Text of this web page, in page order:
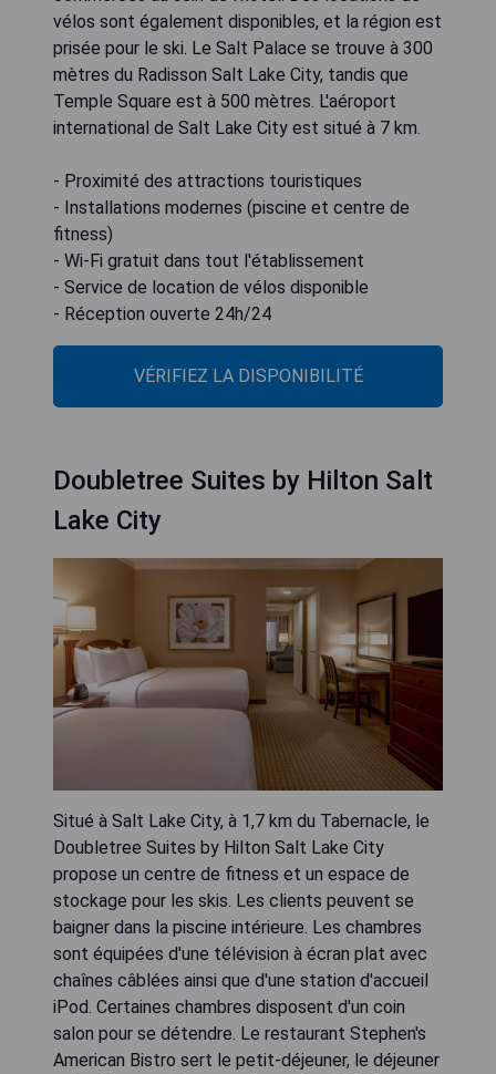
vélos sont également disponibles, et la région est
prisée pour le ski. Le Salt Palace se trouve à 300
mètres du Radisson Salt Lake City, tandis que
Temple Square est à 500 mètres. L'aéroport
international de Salt Lake City est situé à 7 km.
- Proximité des attractions touristiques
- Installations modernes (piscine et centre de
fitness)
- Wi-Fi gratuit dans tout l'établissement
- Service de location de vélos disponible
- Réception ouverte 24h/24
VÉRIFIEZ LA DISPONIBILITÉ
Doubletree Suites by Hilton Salt
Lake City
Situé à Salt Lake City, à 1,7 km du Tabernacle, le
Doubletree Suites by Hilton Salt Lake City
propose un centre de fitness et un espace de
stockage pour les skis. Les clients peuvent se
baigner dans la piscine intérieure. Les chambres
sont équipées d'une télévision à écran plat avec
chaînes câblées ainsi que d'une station d'accueil
iPod. Certaines chambres disposent d'un coin
salon pour se détendre. Le restaurant Stephen's
American Bistro sert le petit-déjeuner, le déjeuner